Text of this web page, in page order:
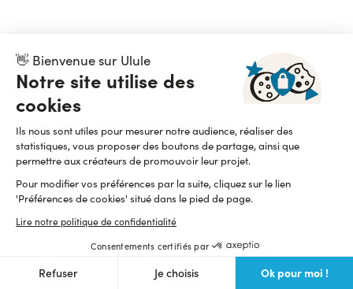
👋 Bienvenue sur Ulule
Notre site utilise des
cookies
Ils nous sont utiles pour mesurer notre audience, réaliser des
statistiques, vous proposer des boutons de partage, ainsi que
permettre aux créateurs de promouvoir leur projet.
Pour modifier vos préférences par la suite, cliquez sur le lien
'Préférences de cookies' situé dans le pied de page.
Lire notre politique de confidentialité
Consentements certifiés par
Refuser Je choisis Ok pour moi !